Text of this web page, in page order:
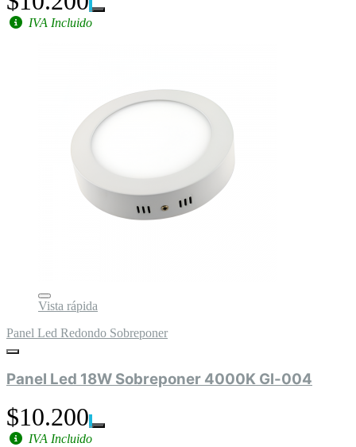
IVA Incluido
Vista rápida
Panel Led Redondo Sobreponer
Panel Led 18W Sobreponer 4000K Gl-004
$10.200
IVA Incluido